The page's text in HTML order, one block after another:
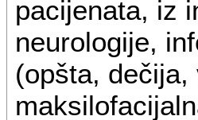
pacijenata, iz
neurologije,
(opšta,